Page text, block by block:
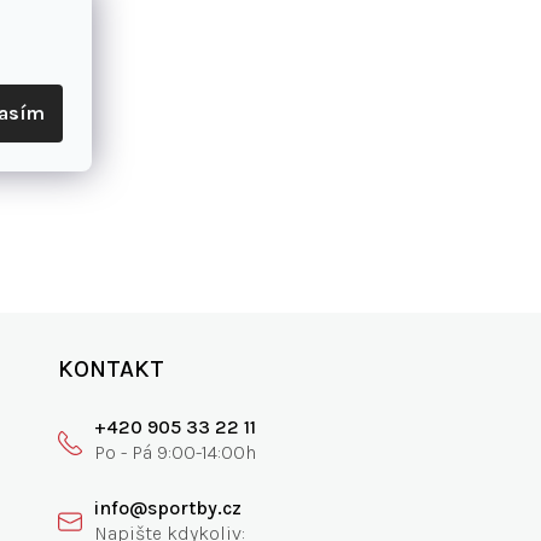
KONTAKT
+420 905 33 22 11
info@sportby.cz